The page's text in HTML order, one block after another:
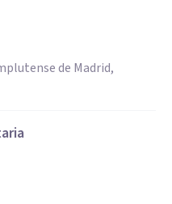
de Madrid,